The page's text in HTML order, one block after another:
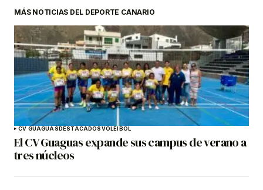
MÁS NOTICIAS DEL DEPORTE CANARIO
CV GUAGUASDESTACADOSVOLEIBOL
El CV Guaguas expande sus campus de verano a
tres núcleos